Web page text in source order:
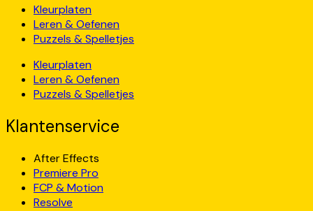
Kleurplaten
Leren & Oefenen
Puzzels & Spelletjes
Kleurplaten
Leren & Oefenen
Puzzels & Spelletjes
Klantenservice
After Effects
Premiere Pro
FCP & Motion
Resolve